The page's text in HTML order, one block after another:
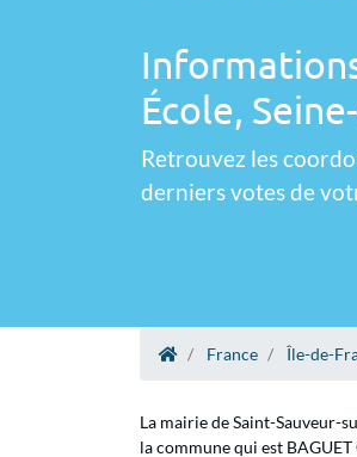
École,
Retrouvez les
derniers votes de
France Île-de-
La mairie de Saint-Sauveur-
la commune qui est